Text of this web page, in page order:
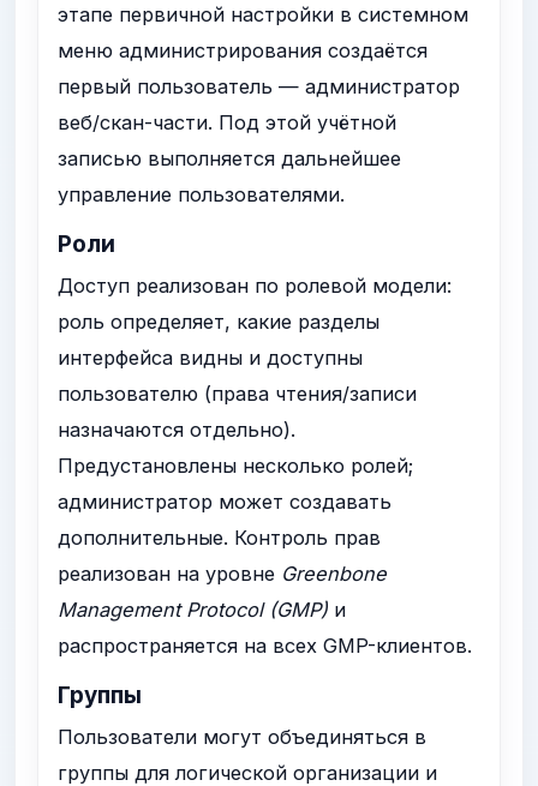
этапе первичной настройки в системном
меню администрирования создаётся
первый пользователь — администратор
веб/скан-части. Под этой учётной
записью выполняется дальнейшее
управление пользователями.
Роли
Доступ реализован по ролевой модели:
роль определяет, какие разделы
интерфейса видны и доступны
пользователю (права чтения/записи
назначаются отдельно).
Предустановлены несколько ролей;
администратор может создавать
дополнительные. Контроль прав
реализован на уровне Greenbone
Management Protocol (GMP) и
распространяется на всех GMP-клиентов.
Группы
Пользователи могут объединяться в
группы для логической организации и